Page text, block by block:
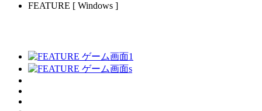
FEATURE [ Windows ]